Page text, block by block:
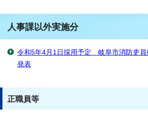
人事課以外実施分
令和5年4月1日採用予定 岐阜市消防吏
発表
正職員等